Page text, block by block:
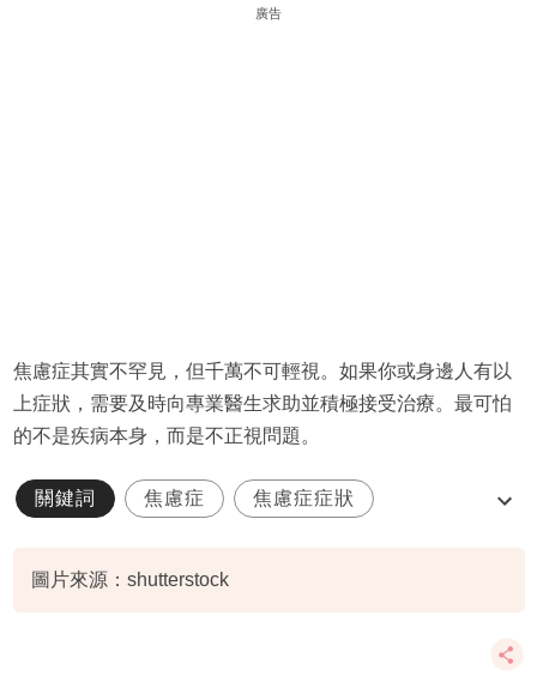
廣告
焦慮症其實不罕見，但千萬不可輕視。如果你或身邊人有以
上症狀，需要及時向專業醫生求助並積極接受治療。最可怕
的不是疾病本身，而是不正視問題。
關鍵詞 焦慮症 焦慮症症狀
圖片來源：shutterstock